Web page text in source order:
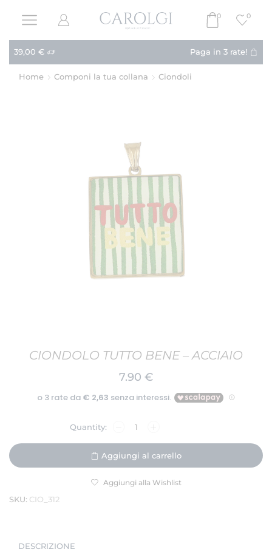
0 0
Acquista
Home Componi la tua collana Ciondoli
CIONDOLO TUTTO BENE – ACCIAIO
7.90 €
Aggiungi al carrello
Aggiungi alla Wishlist
SKU: CIO_312
DESCRIZIONE